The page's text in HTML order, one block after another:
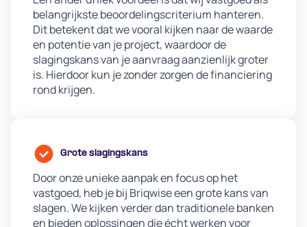
belangrijkste beoordelingscriterium hanteren.
Dit betekent dat we vooral kijken naar de waarde
en potentie van je project, waardoor de
slagingskans van je aanvraag aanzienlijk groter
is. Hierdoor kun je zonder zorgen de financiering
rond krijgen.
Grote slagingskans
Door onze unieke aanpak en focus op het
vastgoed, heb je bij Briqwise een grote kans van
slagen. We kijken verder dan traditionele banken
en bieden oplossingen die écht werken voor